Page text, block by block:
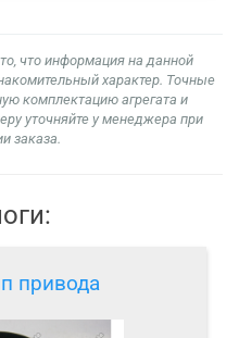
что информация на данной
характер. Точные
комплектацию агрегата и
уточняйте у менеджера при
заказа.
привода